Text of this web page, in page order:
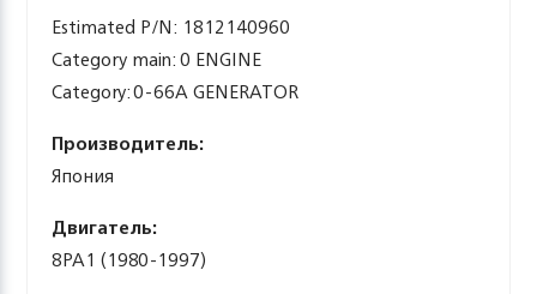
Estimated P/N: 1812140960
Category main: 0 ENGINE
Category: 0-66A GENERATOR
Производитель:
Япония
Двигатель:
8PA1 (1980-1997)